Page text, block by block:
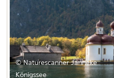
© Naturescanner Janneke
Königssee